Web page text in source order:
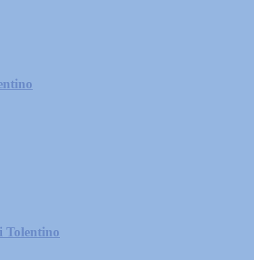
Tolentino